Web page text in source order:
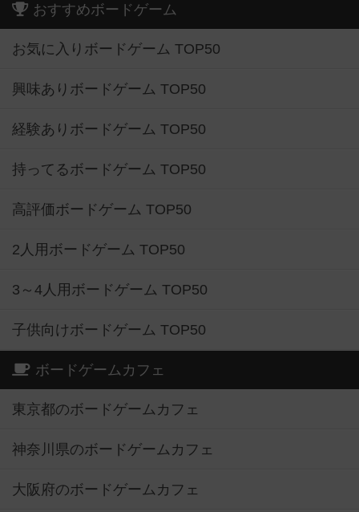
おすすめボードゲーム
お気に入りボードゲーム TOP50
興味ありボードゲーム TOP50
経験ありボードゲーム TOP50
持ってるボードゲーム TOP50
高評価ボードゲーム TOP50
2人用ボードゲーム TOP50
3～4人用ボードゲーム TOP50
子供向けボードゲーム TOP50
ボードゲームカフェ
東京都のボードゲームカフェ
神奈川県のボードゲームカフェ
大阪府のボードゲームカフェ